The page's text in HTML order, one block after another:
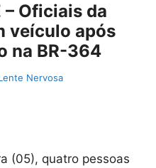
– Oficiais da
veículo após
na BR-364
Nervosa
(05), quatro pessoas